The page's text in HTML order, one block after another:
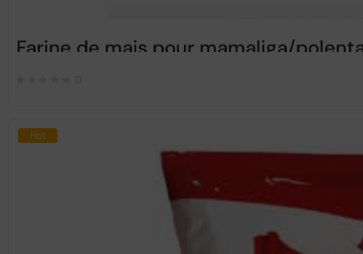
Farine de mais pour mamaliga/
Hot